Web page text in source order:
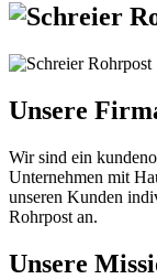
Unsere
Wir sind ein
Unternehmen mit
unseren Kunden
Rohrpost an.
Unsere